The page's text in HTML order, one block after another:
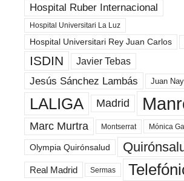
Hospital Ruber Internacional
Hospital Universitari La Luz
Hospital Universitari Rey Juan Carlos
ISDIN Javier Tebas
Jesús Sánchez Lambás Juan
LALIGA Madrid
Marc Murtra Montserrat Mónica
Olympia Quirónsalud
Real Madrid Sermas